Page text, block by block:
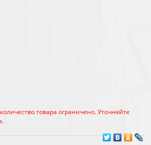
товара ограничено. Уточняйте